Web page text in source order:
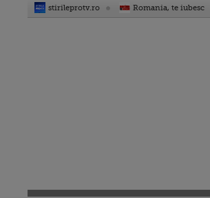
stirileprotv.ro Romania, te iubesc